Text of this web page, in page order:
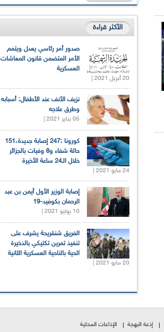
الأكثر قراءة
صدور أمر رئاسي يعدل ويتمم
الأمر المتضمن قانون المعاشات
العسكرية
20 أبريل 2021 |
نزيف الأنف عند الأطفال: أسبابه
وطرق علاجه
05 يناير 2021 |
كورونا :247 إصابة جديدة،151
حالة شفاء و8 وفيات بالجزائر
خلال الـ24 ساعة الأخيرة
24 مايو 2021 |
إصابة الوزير الأول أيمن بن عبد
الرحمان بكوفيد-19
10 يوليو 2021 |
الفريق شنقريحة يشرف على
تنفيذ تمرين تكتيكي بالذخيرة
الحية بالناحية العسكرية الثانية
20 مايو 2021 |
إذعة البهجة الإذاعات المحلية